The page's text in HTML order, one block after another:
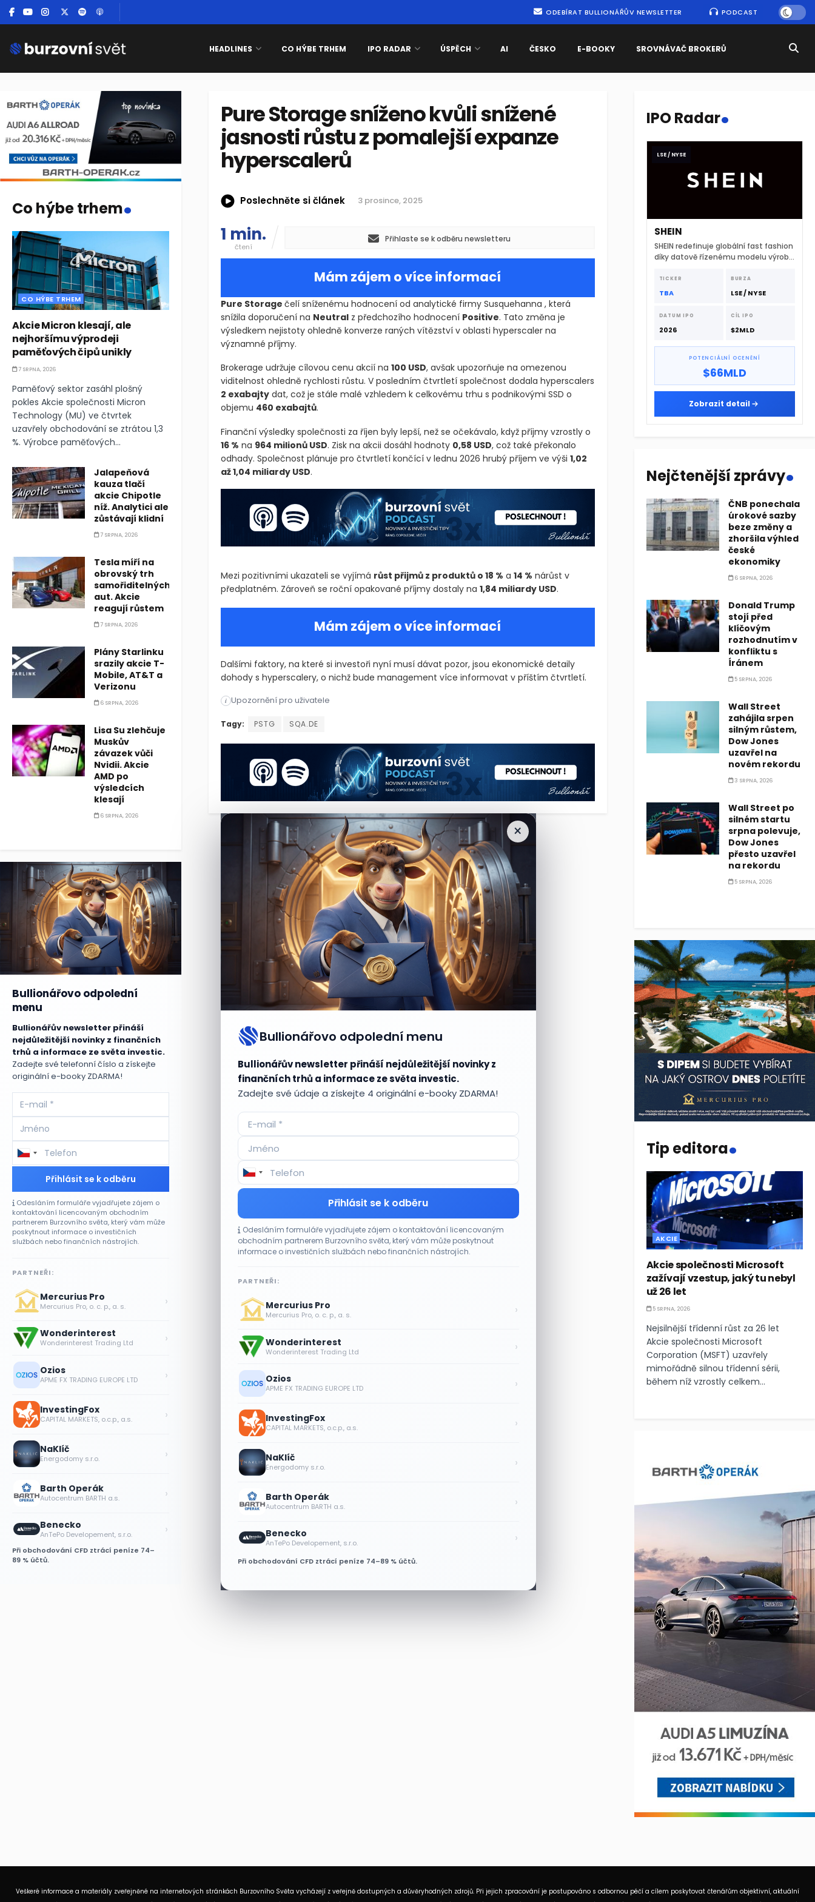
ODEBÍRAT BULLIONÁŘŮV NEWSLETTER PODCAST
HEADLINES CO HÝBE TRHEM IPO RADAR ÚSPĚCH AI ČESKO E-BOOKY SROVNÁVAČ BROKERŮ
Pure Storage sníženo kvůli snížené
jasnosti růstu z pomalejší expanze
hyperscalerů
Poslechněte si článek 3 prosince, 2025
1 min.
čtení
Přihlaste se k odběru newsletteru
Mám zájem o více informací
Pure Storage čelí sníženému hodnocení od analytické firmy Susquehanna , která
snížila doporučení na Neutralz předchozího hodnocení Positive. Tato změna je
výsledkem nejistoty ohledně konverze raných vítězství v oblasti hyperscaler na
významné příjmy.
Brokerage udržuje cílovou cenu akcií na 100 USD, avšak upozorňuje na omezenou
viditelnost ohledně rychlosti růstu. V posledním čtvrtletí společnost dodala hyperscalers
2 exabajtydat, což je stále malé vzhledem k celkovému trhu s podnikovými SSD o
objemu 460 exabajtů.
Finanční výsledky společnosti za říjen byly lepší, než se očekávalo, když příjmy vzrostly o
16 % na 964 milionů USD. Zisk na akcii dosáhl hodnoty 0,58 USD, což také překonalo
odhady. Společnost plánuje pro čtvrtletí končící v lednu 2026 hrubý příjem ve výši 1,02
až 1,04 miliardy USD.
Mezi pozitivními ukazateli se vyjímá růst přijmů z produktů o 18 % a 14 % nárůst v
předplatném. Zároveň se roční opakované příjmy dostaly na 1,84 miliardy USD.
Mám zájem o více informací
Dalšími faktory, na které si investoři nyní musí dávat pozor, jsou ekonomické detaily
dohody s hyperscalery, o nichž bude management více informovat v příštím čtvrtletí.
Pure Storage čelí sníženému hodnocení od analytické firmy Susquehanna , která snížila doporučení na Neutral z předchozího hodnocení
i Upozornění pro uživatele
Pure Storage čelí sníženému hodnocení od analytické firmy Susquehanna , která snížila doporučení na Neutral z předchozího hodnocení
Tagy: PSTG SQA.DE
×
Bullionářovo odpolední menu
Bullionářův newsletter přináší nejdůležitější novinky z
finančních trhů a informace ze světa investic.
Zadejte své údaje a získejte 4 originální e-booky ZDARMA!
Přihlásit se k odběru
Odesláním formuláře vyjadřujete zájem o kontaktování licencovaným
obchodním partnerem Burzovního světa, který vám může poskytnout
informace o investičních službách nebo finančních nástrojích.
PARTNEŘI:
Mercurius Pro
Mercurius Pro, o. c. p., a. s. ›
Wonderinterest
Wonderinterest Trading Ltd ›
Ozios
APME FX TRADING EUROPE LTD ›
InvestingFox
CAPITAL MARKETS, o.c.p., a.s. ›
NaKlíč
Energodomy s.r.o. ›
Barth Operák
Autocentrum BARTH a.s. ›
Benecko
AnTePo Developement, s.r.o. ›
Při obchodování CFD ztrácí peníze 74–89 % účtů.
Co hýbe trhem.
CO HÝBE TRHEM
Akcie Micron klesají, ale
nejhoršímu výprodeji
paměťových čipů unikly
7 SRPNA, 2026
Paměťový sektor zasáhl plošný
pokles Akcie společnosti Micron
Technology (MU) ve čtvrtek
uzavřely obchodování se ztrátou 1,3
%. Výrobce paměťových...
Jalapeňová
kauza tlačí
akcie Chipotle
níž. Analytici ale
zůstávají klidní
7 SRPNA, 2026
Tesla míří na
obrovský trh
samořiditelných
aut. Akcie
reagují růstem
7 SRPNA, 2026
Plány Starlinku
srazily akcie T-
Mobile, AT&T a
Verizonu
6 SRPNA, 2026
Lisa Su zlehčuje
Muskův
závazek vůči
Nvidii. Akcie
AMD po
výsledcích
klesají
6 SRPNA, 2026
Bullionářovo odpolední
menu
Bullionářův newsletter přináší
nejdůležitější novinky z finančních
trhů a informace ze světa investic.
Zadejte své telefonní číslo a získejte
originální e-booky ZDARMA!
Přihlásit se k odběru
Odesláním formuláře vyjadřujete zájem o
kontaktování licencovaným obchodním
partnerem Burzovního světa, který vám může
poskytnout informace o investičních
službách nebo finančních nástrojích.
PARTNEŘI:
Mercurius Pro
Mercurius Pro, o. c. p., a. s. ›
Wonderinterest
Wonderinterest Trading Ltd ›
Ozios
APME FX TRADING EUROPE LTD ›
InvestingFox
CAPITAL MARKETS, o.c.p., a.s. ›
NaKlíč
Energodomy s.r.o. ›
Barth Operák
Autocentrum BARTH a.s. ›
Benecko
AnTePo Developement, s.r.o. ›
Při obchodování CFD ztrácí peníze 74–
89 % účtů.
IPO Radar.
LSE / NYSE
SHEIN
SHEIN redefinuje globální fast fashion
díky datově řízenému modelu výroby
dodavatelskému řetězci.
TICKER
TBA
BURZA
LSE / NYSE
DATUM IPO
2026
CÍL IPO
$2MLD
POTENCIÁLNÍ OCENĚNÍ
$66MLD
Zobrazit detail
Nejčtenější zprávy.
ČNB ponechala
úrokové sazby
beze změny a
zhoršila výhled
české
ekonomiky
6 SRPNA, 2026
Donald Trump
stojí před
klíčovým
rozhodnutím v
konfliktu s
Íránem
5 SRPNA, 2026
Wall Street
zahájila srpen
silným růstem,
Dow Jones
uzavřel na
novém rekordu
3 SRPNA, 2026
Wall Street po
silném startu
srpna polevuje,
Dow Jones
přesto uzavřel
na rekordu
5 SRPNA, 2026
Tip editora.
AKCIE
Akcie společnosti Microsoft
zažívají vzestup, jaký tu nebyl
už 26 let
5 SRPNA, 2026
Nejsilnější třídenní růst za 26 let
Akcie společnosti Microsoft
Corporation (MSFT) uzavřely
mimořádně silnou třídenní sérii,
během níž vzrostly celkem...
Veškeré informace a materiály zveřejněné na internetových stránkách Burzovního Světa vycházejí z veřejně dostupných a důvěryhodných zdrojů. Při jejich zpracování je postupováno s odbornou péčí a cílem poskytovat čtenářům objektivní, aktuální